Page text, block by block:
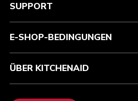
Garantie und Dokumente
Kontaktieren Sie uns.
Rückgaben und Erstattungen
Impressum
ODR
SUPPORT
E-SHOP-BEDINGUNGEN
ÜBER KITCHENAID